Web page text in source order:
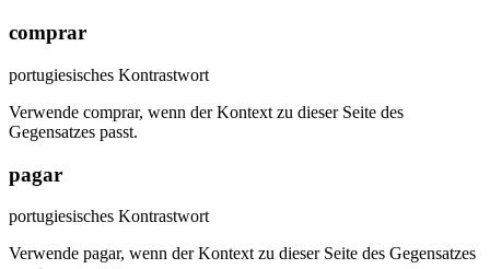
comprar
portugiesisches Kontrastwort
Verwende comprar, wenn der Kontext zu dieser Seite des
Gegensatzes passt.
pagar
portugiesisches Kontrastwort
Verwende pagar, wenn der Kontext zu dieser Seite des Gegensatzes